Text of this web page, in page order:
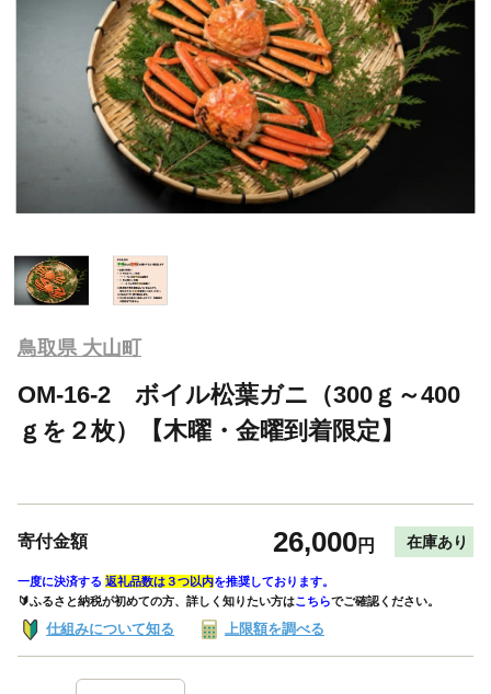
鳥取県 大山町
OM-16-2 ボイル松葉ガニ（300ｇ～400
ｇを２枚）【木曜・金曜到着限定】
寄付金額 26,000円 在庫あり
一度に決済する 返礼品数は３つ以内を推奨しております。
🔰ふるさと納税が初めての方、詳しく知りたい方はこちらでご確認ください。
仕組みについて知る 上限額を調べる